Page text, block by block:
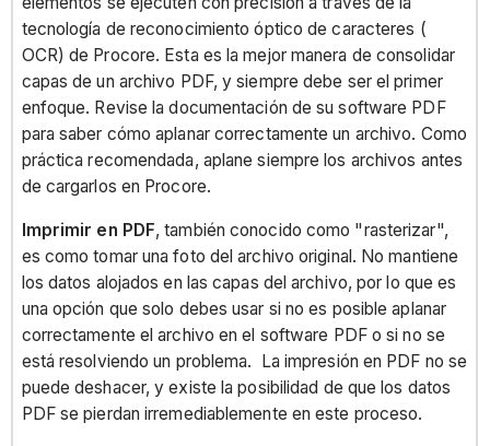
tecnología de reconocimiento óptico de caracteres (
OCR) de Procore. Esta es la mejor manera de consolidar
capas de un archivo PDF, y siempre debe ser el primer
enfoque. Revise la documentación de su software PDF
para saber cómo aplanar correctamente un archivo. Como
práctica recomendada, aplane siempre los archivos antes
de cargarlos en Procore.
Imprimir en PDF, también conocido como "rasterizar",
es como tomar una foto del archivo original. No mantiene
los datos alojados en las capas del archivo, por lo que es
una opción que solo debes usar si no es posible aplanar
correctamente el archivo en el software PDF o si no se
está resolviendo un problema. La impresión en PDF no se
puede deshacer, y existe la posibilidad de que los datos
PDF se pierdan irremediablemente en este proceso.